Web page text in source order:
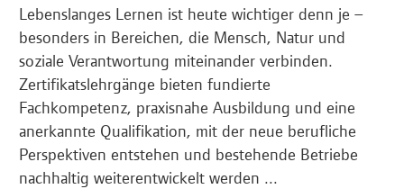
Lebenslanges Lernen ist heute wichtiger denn je –
besonders in Bereichen, die Mensch, Natur und
soziale Verantwortung miteinander verbinden.
Zertifikatslehrgänge bieten fundierte
Fachkompetenz, praxisnahe Ausbildung und eine
anerkannte Qualifikation, mit der neue berufliche
Perspektiven entstehen und bestehende Betriebe
nachhaltig weiterentwickelt werden ...